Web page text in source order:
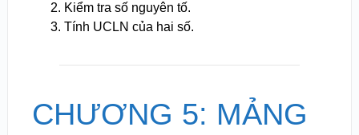
Kiểm tra số nguyên tố.
Tính UCLN của hai số.
CHƯƠNG 5: MẢNG